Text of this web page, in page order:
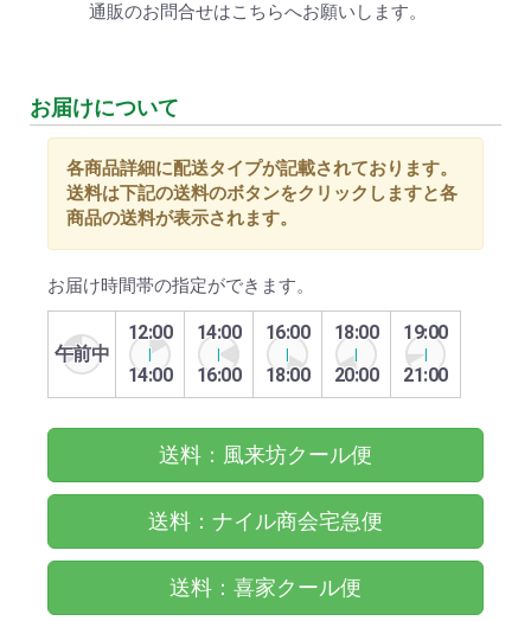
通販のお問合せはこちらへお願いします。
お届けについて
各商品詳細に配送タイプが記載されております。
送料は下記の送料のボタンをクリックしますと各
商品の送料が表示されます。
お届け時間帯の指定ができます。
午前中
12:00
14:00
14:00
16:00
16:00
18:00
18:00
20:00
19:00
21:00
送料：風来坊クール便
送料：ナイル商会宅急便
送料：喜家クール便